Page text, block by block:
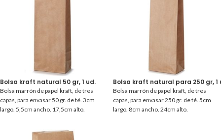
Bolsa kraft natural 50 gr, 1 ud.
Bolsa marrón de papel kraft, de tres
capas, para envasar 50 gr. de té. 3cm
largo. 5,5cm ancho. 17,5cm alto.
Bolsa kraft natural para 250 gr, 1
Bolsa marrón de papel kraft, de tres
capas, para envasar 250 gr. de té. 5cm
largo. 8cm ancho. 24cm alto.